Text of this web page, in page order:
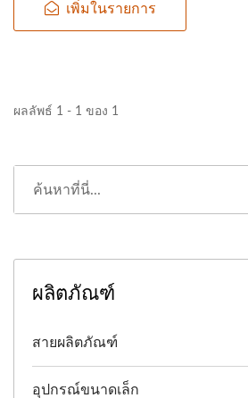
เพิ่มในรายการ
ผลลัพธ์ 1 - 1 ของ 1
ผลิตภัณฑ์
สายผลิตภัณฑ์
อุปกรณ์ขนาดเล็ก